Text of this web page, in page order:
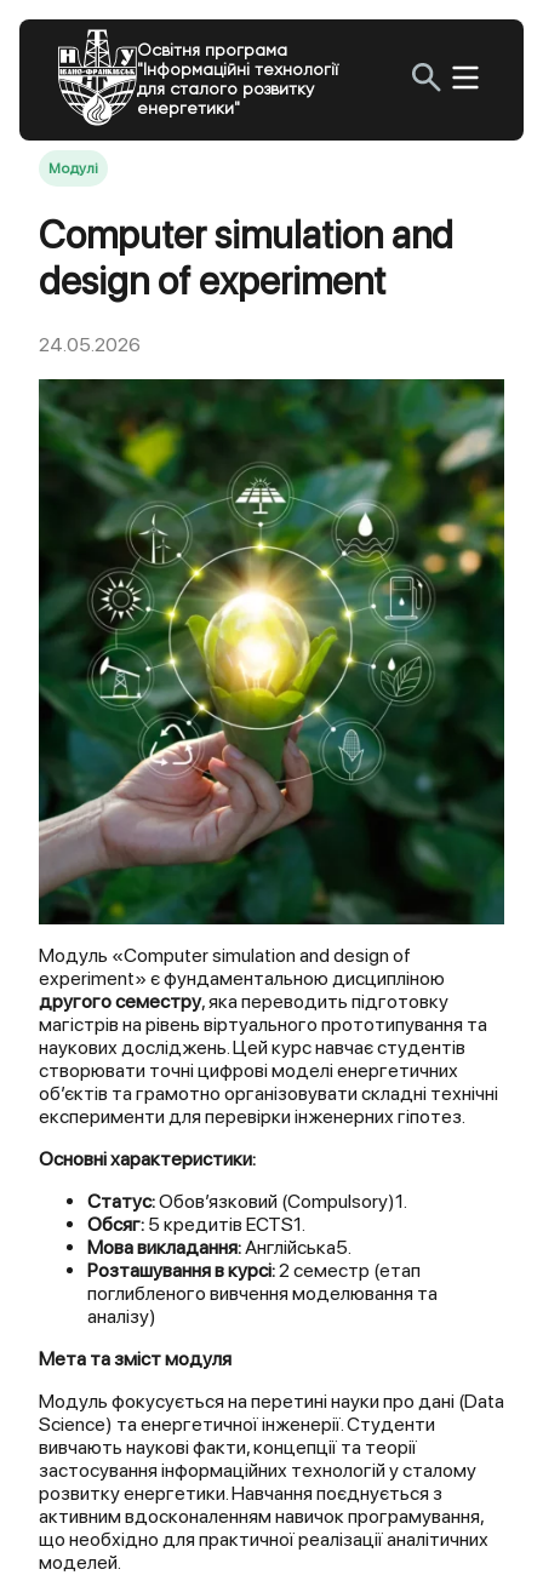
Освітня програма
"Інформаційні технології
для сталого розвитку
енергетики"
Модулі
Computer simulation and
design of experiment
24.05.2026
Модуль «Computer simulation and design of
experiment» є фундаментальною дисципліною
другого семестру, яка переводить підготовку
магістрів на рівень віртуального прототипування та
наукових досліджень. Цей курс навчає студентів
створювати точні цифрові моделі енергетичних
об’єктів та грамотно організовувати складні технічні
експерименти для перевірки інженерних гіпотез.
Основні характеристики:
Статус:Обов’язковий (Compulsory)1.
Обсяг: 5 кредитів ECTS1.
Мова викладання:Англійська5.
Розташування в курсі:2 семестр (етап
поглибленого вивчення моделювання та
аналізу)
Мета та зміст модуля
Модуль фокусується на перетині науки про дані (Data
Science) та енергетичної інженерії. Студенти
вивчають наукові факти, концепції та теорії
застосування інформаційних технологій у сталому
розвитку енергетики. Навчання поєднується з
активним вдосконаленням навичок програмування,
що необхідно для практичної реалізації аналітичних
моделей.